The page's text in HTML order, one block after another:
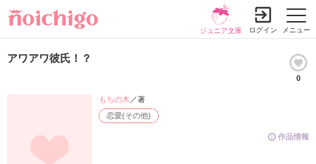
メニュー
ジュニア文庫 ログイン
アワアワ彼氏！？
0
作品情報
恋愛(その他)
もちの木 ／著